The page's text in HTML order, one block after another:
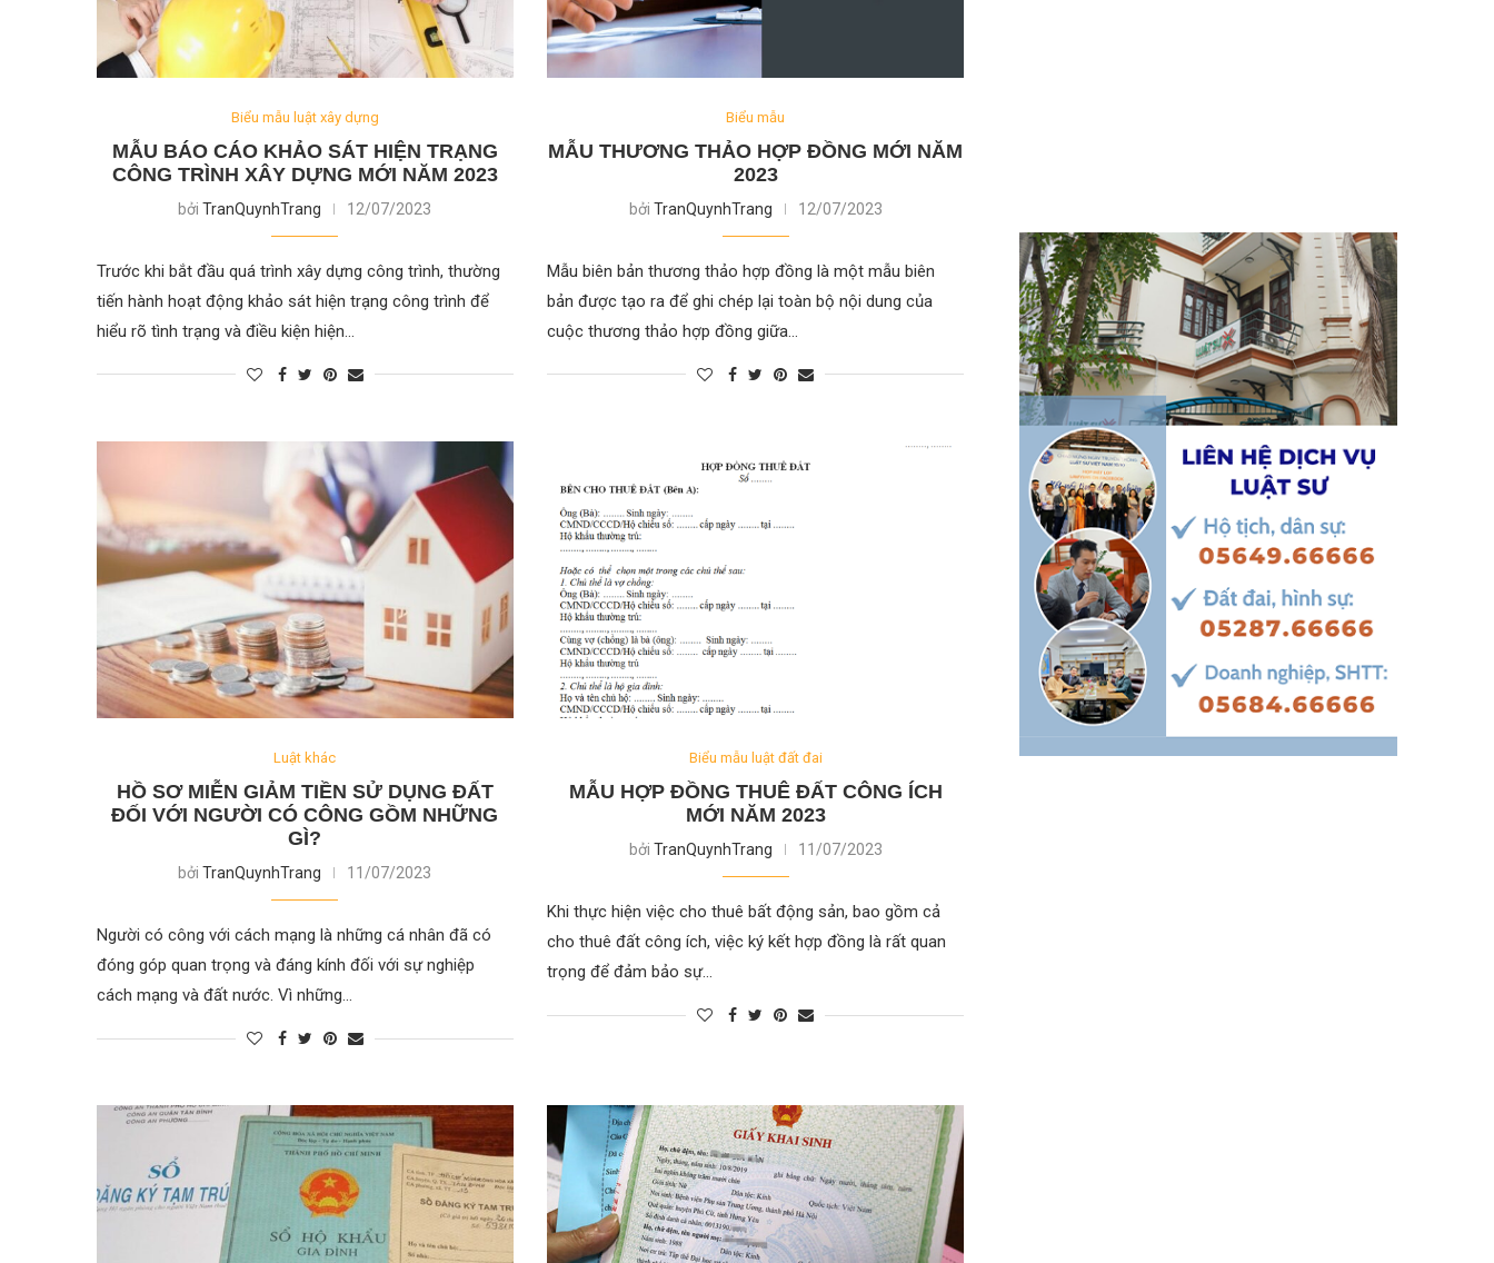
Biểu mẫu luật xây dựng
MẪU BÁO CÁO KHẢO SÁT HIỆN TRẠNG
CÔNG TRÌNH XÂY DỰNG MỚI NĂM 2023
bởiTranQuynhTrang 12/07/2023
Trước khi bắt đầu quá trình xây dựng công trình, thường
tiến hành hoạt động khảo sát hiện trạng công trình để
hiểu rõ tình trạng và điều kiện hiện…
Biểu mẫu
MẪU THƯƠNG THẢO HỢP ĐỒNG MỚI NĂM
2023
bởi TranQuynhTrang 12/07/2023
Mẫu biên bản thương thảo hợp đồng là một mẫu biên
bản được tạo ra để ghi chép lại toàn bộ nội dung của
cuộc thương thảo hợp đồng giữa…
Luật khác
HỒ SƠ MIỄN GIẢM TIỀN SỬ DỤNG ĐẤT
ĐỐI VỚI NGƯỜI CÓ CÔNG GỒM NHỮNG
GÌ?
bởiTranQuynhTrang 11/07/2023
Người có công với cách mạng là những cá nhân đã có
đóng góp quan trọng và đáng kính đối với sự nghiệp
cách mạng và đất nước. Vì những…
Biểu mẫu luật đất đai
MẪU HỢP ĐỒNG THUÊ ĐẤT CÔNG ÍCH
MỚI NĂM 2023
bởi TranQuynhTrang 11/07/2023
Khi thực hiện việc cho thuê bất động sản, bao gồm cả
cho thuê đất công ích, việc ký kết hợp đồng là rất quan
trọng để đảm bảo sự…